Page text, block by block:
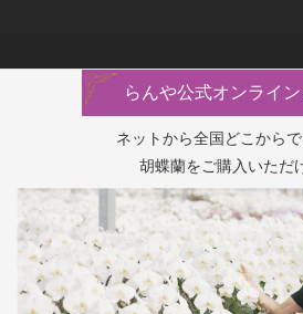
らんや公式オンライ
ネットから全国どこから
胡蝶蘭をご購入いただ